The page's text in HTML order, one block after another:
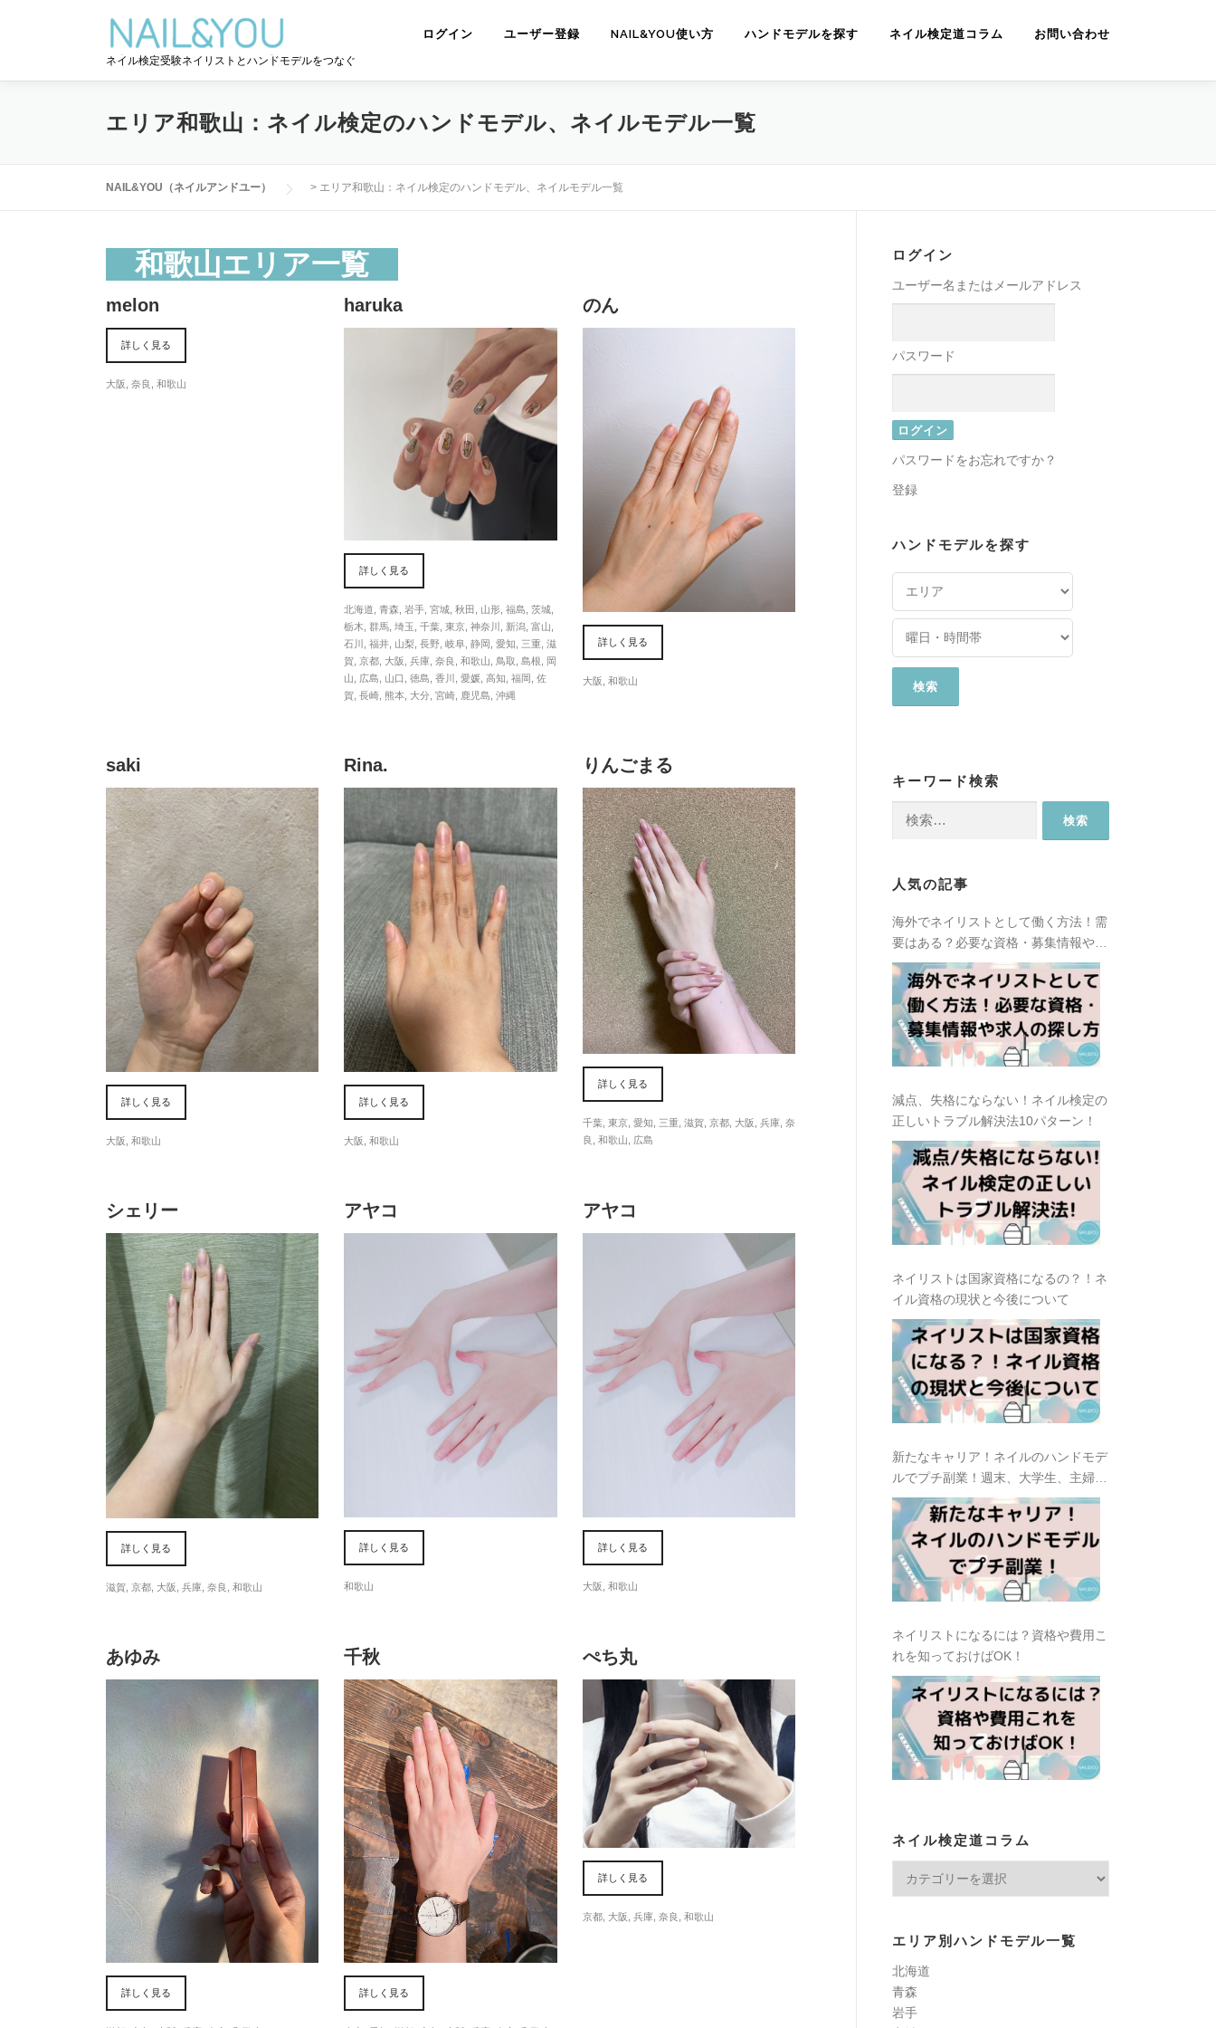
ネイル検定受験ネイリストとハンドモデルをつなぐ
ログイン ユーザー登録 NAIL&YOU使い方 ハンドモデルを探す ネイル検定道コラム お問い合わせ
エリア和歌山：ネイル検定のハンドモデル、ネイルモデル一覧
NAIL&YOU（ネイルアンドユー） > エリア和歌山：ネイル検定のハンドモデル、ネイルモデル一覧
和歌山エリア一覧
melon
詳しく見る
大阪 奈良 和歌山
haruka
詳しく見る
北海道 ,青森 ,岩手 ,宮城 ,秋田 山形 ,福島 ,茨城
栃木 ,群馬 ,埼玉 ,千葉 ,東京 ,神奈川 新潟 ,富山
石川
,福井 山梨 ,長野 ,岐阜 ,静岡 ,愛知 三重 ,滋
賀 ,京都 ,大阪 ,兵庫 ,奈良 ,和歌山 鳥取 ,島根
岡
山
広島 山口 ,徳島 ,香川 ,愛媛 ,高知 ,福岡 ,佐
賀 ,長崎 ,熊本 ,大分 ,宮崎 鹿児島 ,沖縄
のん
詳しく見る
大阪 和歌山
saki
詳しく見る
大阪 和歌山
Rina.
詳しく見る
大阪 ,和歌山
りんごまる
詳しく見る
千葉, 東京, 愛知, 三重, 滋賀, 京都, 大阪, 兵庫, 奈
良 , 和歌山, 広島
シェリー
詳しく見る
滋賀 京都 大阪 兵庫 奈良 和歌山
アヤコ
詳しく見る
和歌山
アヤコ
詳しく見る
大阪 和歌山
あゆみ
詳しく見る
千秋
詳しく見る
ぺち丸
詳しく見る
京都, 大阪 兵庫 奈良 和歌山
ログイン
ユーザー名またはメールアドレス
パスワード
パスワードをお忘れですか？
登録
ハンドモデルを探す
キーワード検索
人気の記事
海外でネイリストとして働く方法！需
要はある？必要な資格・募集情報や求
人の探し方
減点、失格にならない！ネイル検定の
正しいトラブル解決法10パターン！
ネイリストは国家資格になるの？！ネ
イル資格の現状と今後について
新たなキャリア！ネイルのハンドモデ
ルでプチ副業！週末、大学生、主婦に
おすすめ
ネイリストになるには？資格や費用こ
れを知っておけばOK！
ネイル検定道コラム
道
コ
ラ
エリア別ハンドモデル一覧
北海道
青森
岩手